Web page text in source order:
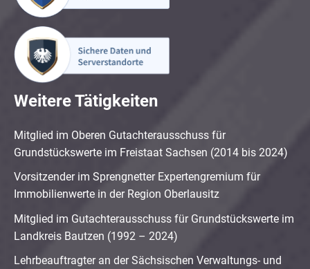
Weitere Tätigkeiten
Mitglied im Oberen Gutachterausschuss für
Grundstückswerte im Freistaat Sachsen (2014 bis 2024)
Vorsitzender im Sprengnetter Expertengremium für
Immobilienwerte in der Region Oberlausitz
Mitglied im Gutachterausschuss für Grundstückswerte im
Landkreis Bautzen (1992 – 2024)
Lehrbeauftragter an der Sächsischen Verwaltungs- und